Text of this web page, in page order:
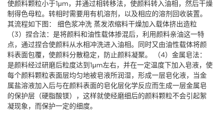
使颜料颗粒小于1μm，并通过相转移法，使颜料转入油相，然后干燥
制得色母粒。转相时需要用有机溶剂，以及相应的溶剂回收装置。
其流程如下图： 细色浆冲洗 蒸发浓缩料干燥加入载体挤出造粒
（3）捏合法：是将颜料和油性载体掺混后，利用颜料亲油这一特
点，通过捏合使颜料从水相冲洗进入油相。同时又由油性载体将颜
料表面包覆，使颜料分散稳定，防止颜料凝聚。 （4）金属皂法：
是颜料经过研磨后粒度达到1μm左右，并在一定温度下加入皂液，使
每个颜料颗粒表面层均匀地被皂液所润湿，形成一层皂化液，当金
属盐溶液加入后与在颜料表面的皂化层化学反应而生成一层金属皂
的保护层（硬脂酸镁），这样就使经磨细后的颜料颗粒不会引起絮
凝现象，而保护一定的细度。